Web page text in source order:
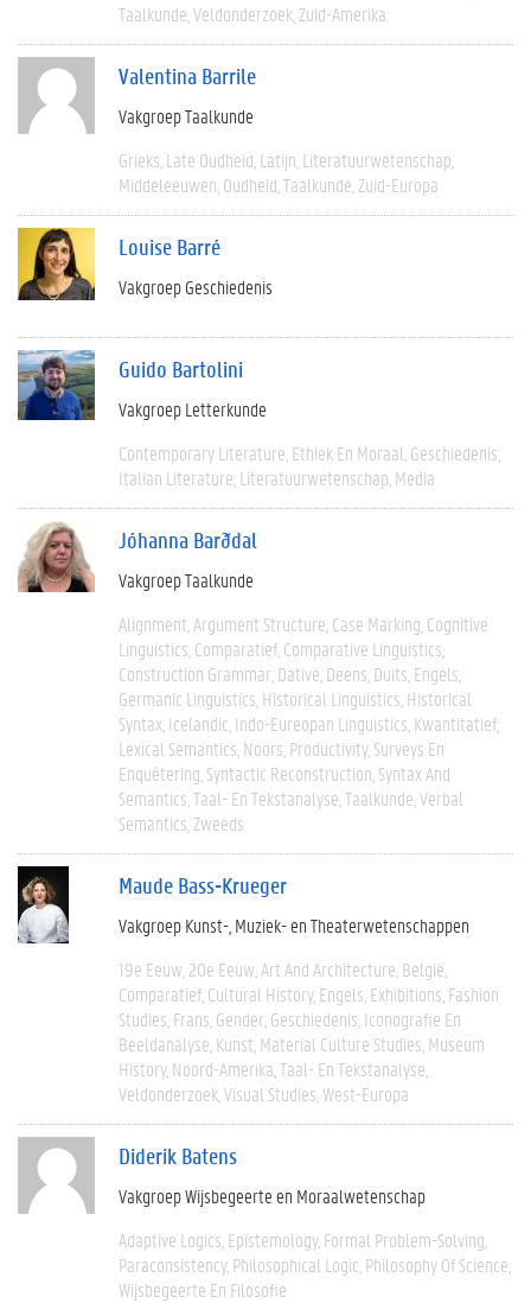
Taalkunde Veldonderzoek Zuid-Amerika
Valentina Barrile
Vakgroep Taalkunde
Grieks Late Oudheid Latijn Literatuurwetenschap
Middeleeuwen Oudheid Taalkunde Zuid-Europa
Louise Barré
Vakgroep Geschiedenis
Guido Bartolini
Vakgroep Letterkunde
Contemporary Literature Ethiek En Moraal Geschiedenis
Italian Literature Literatuurwetenschap Media
Jóhanna Barðdal
Vakgroep Taalkunde
Alignment Argument Structure Case Marking Cognitive
Linguistics Comparatief Comparative Linguistics
Construction Grammar Dative Deens Duits Engels
Germanic Linguistics Historical Linguistics Historical
Syntax Icelandic Indo-Eureopan Linguistics Kwantitatief
Lexical Semantics Noors Productivity Surveys En
Enquêtering Syntactic Reconstruction Syntax And
Semantics Taal- En Tekstanalyse Taalkunde Verbal
Semantics Zweeds
Maude Bass-Krueger
Vakgroep Kunst-, Muziek- en Theaterwetenschappen
19e Eeuw 20e Eeuw Art And Architecture België
Comparatief Cultural History Engels Exhibitions Fashion
Studies Frans Gender Geschiedenis Iconografie En
Beeldanalyse Kunst Material Culture Studies Museum
History Noord-Amerika Taal- En Tekstanalyse
Veldonderzoek Visual Studies West-Europa
Diderik Batens
Vakgroep Wijsbegeerte en Moraalwetenschap
Adaptive Logics Epistemology Formal Problem-Solving
Paraconsistency Philosophical Logic Philosophy Of Science
Wijsbegeerte En Filosofie